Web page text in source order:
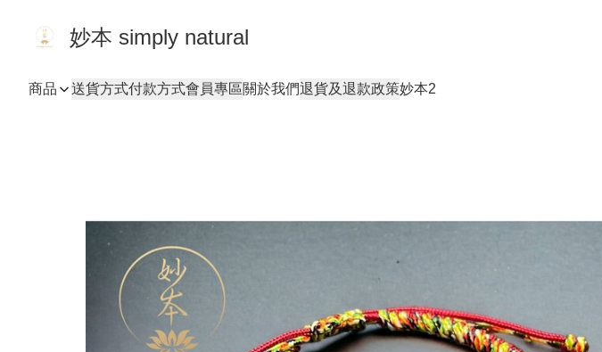
妙本 simply natural
商品 送貨方式付款方式會員專區關於我們退貨及退款政策妙本2